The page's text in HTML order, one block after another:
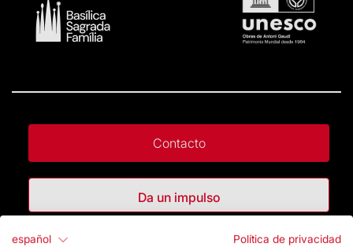
Contacto
Da un impulso
español
Política de privacidad